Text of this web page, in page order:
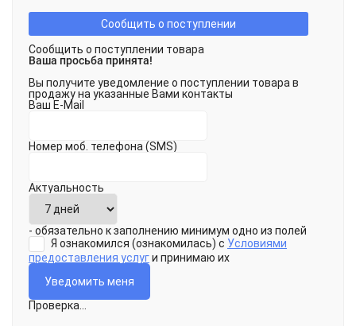
Сообщить о поступлении
Сообщить о поступлении товара
Ваша просьба принята!
Вы получите уведомление о поступлении товара в
продажу на указанные Вами контакты
Ваш E-Mail
Номер моб. телефона (SMS)
Актуальность
- обязательно к заполнению минимум одно из полей
Я ознакомился (ознакомилась) с Условиями
предоставления услуги принимаю их
Проверка...